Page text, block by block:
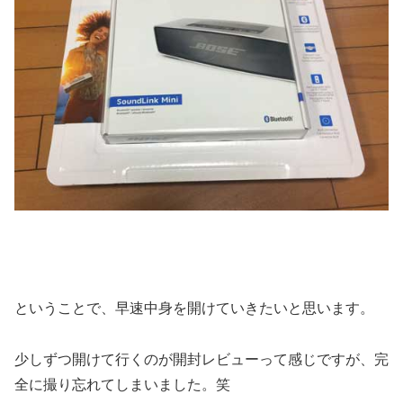
ということで、早速中身を開けていきたいと思います。
少しずつ開けて行くのが開封レビューって感じですが、完
全に撮り忘れてしまいました。笑